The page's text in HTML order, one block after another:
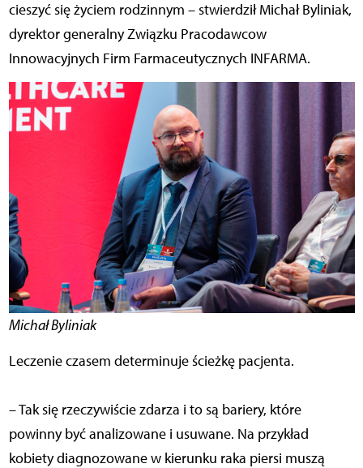
cieszyć się życiem rodzinnym – stwierdził Michał Byliniak,
dyrektor generalny Związku Pracodawcow
Innowacyjnych Firm Farmaceutycznych INFARMA.
Michał Byliniak
Leczenie czasem determinuje ścieżkę pacjenta.
– Tak się rzeczywiście zdarza i to są bariery, które
powinny być analizowane i usuwane. Na przykład
kobiety diagnozowane w kierunku raka piersi muszą